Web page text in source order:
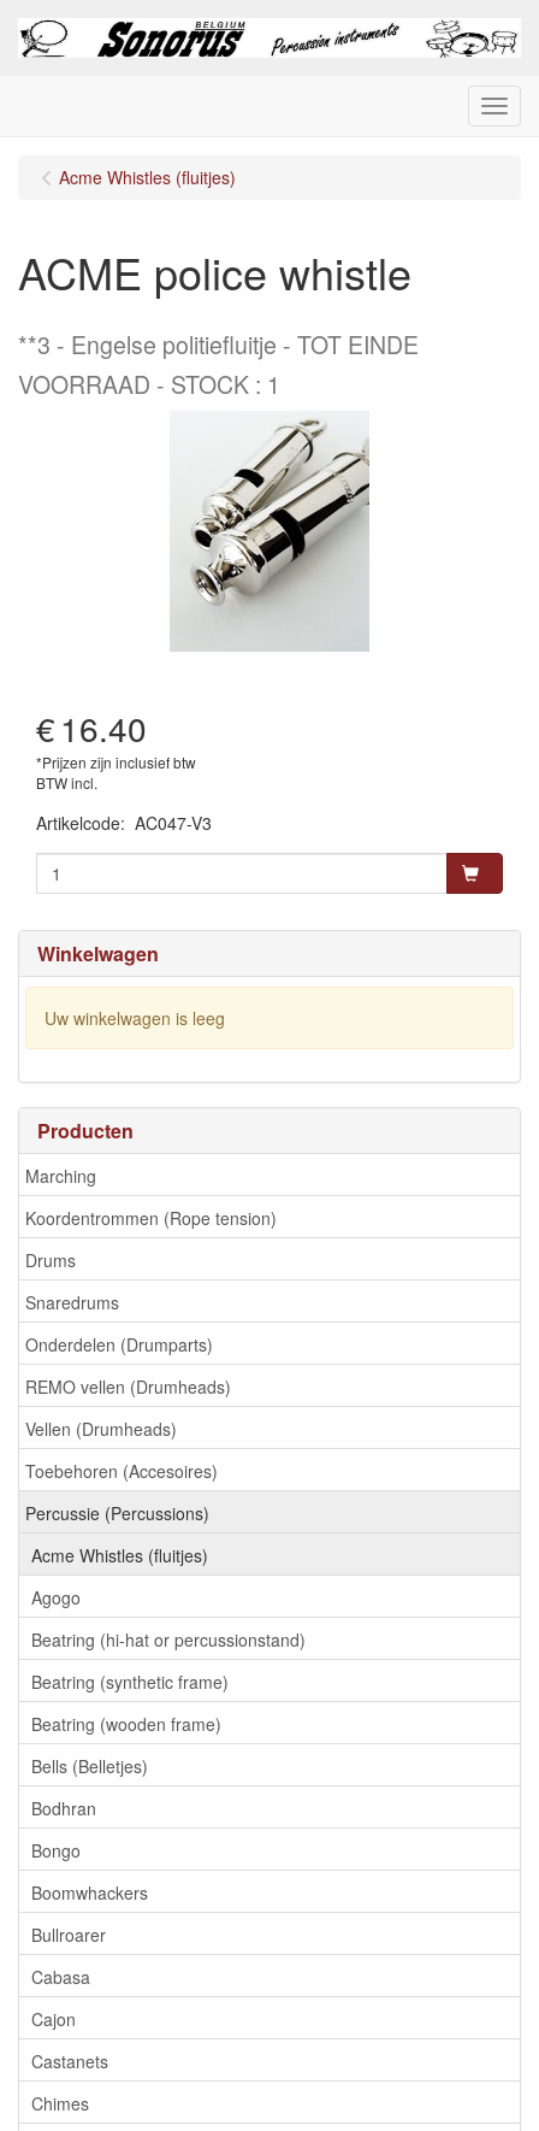
Menu
Winkelwagen
Uw winkelwagen is leeg
Producten
Marching
Koordentrommen (Rope tension)
Drums
Snaredrums
Onderdelen (Drumparts)
REMO vellen (Drumheads)
Vellen (Drumheads)
Toebehoren (Accesoires)
Percussie (Percussions)
Acme Whistles (fluitjes)
Agogo
Beatring (hi-hat or percussionstand)
Beatring (synthetic frame)
Beatring (wooden frame)
Bells (Belletjes)
Bodhran
Bongo
Boomwhackers
Bullroarer
Cabasa
Cajon
Castanets
Chimes
Acme Whistles (fluitjes)
ACME police whistle
**3
Engelse politiefluitje - TOT EINDE
VOORRAAD - STOCK : 1
€16.40
*Prijzen zijn inclusief btw
BTW incl.
Artikelcode: AC047-V3